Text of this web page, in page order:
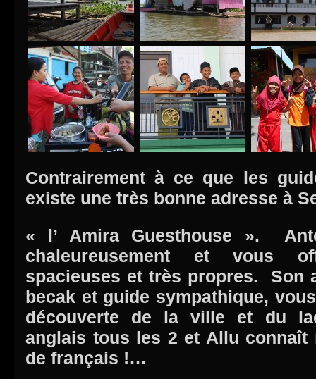
Contrairement à ce que les
existe une très bonne adresse à
« l’ Amira Guesthouse ».
chaleureusement et vous
spacieuses et très propres. Son
becak et guide sympathique,
découverte de la ville et du
anglais tous les 2 et Allu connaît
de français !…